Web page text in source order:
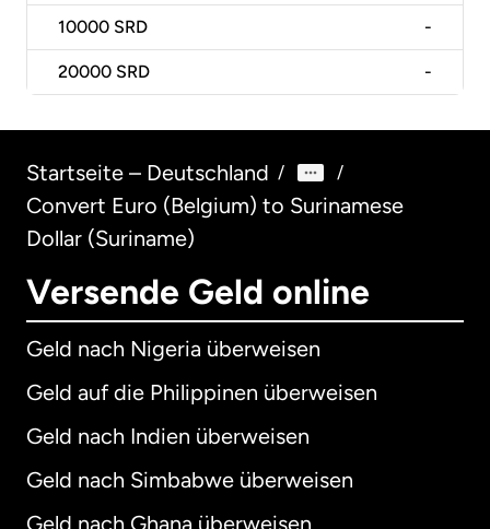
10000 SRD -
20000 SRD -
Startseite – Deutschland / /
Convert Euro (Belgium) to Surinamese
Dollar (Suriname)
Versende Geld online
Geld nach Nigeria überweisen
Geld auf die Philippinen überweisen
Geld nach Indien überweisen
Geld nach Simbabwe überweisen
Geld nach Ghana überweisen